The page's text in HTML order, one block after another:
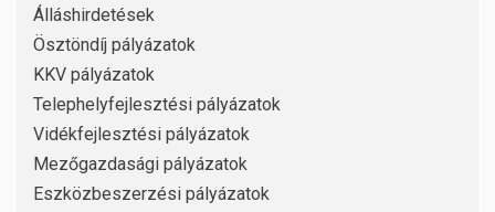
Álláshirdetések
Ösztöndíj pályázatok
KKV pályázatok
Telephelyfejlesztési pályázatok
Vidékfejlesztési pályázatok
Mezőgazdasági pályázatok
Eszközbeszerzési pályázatok